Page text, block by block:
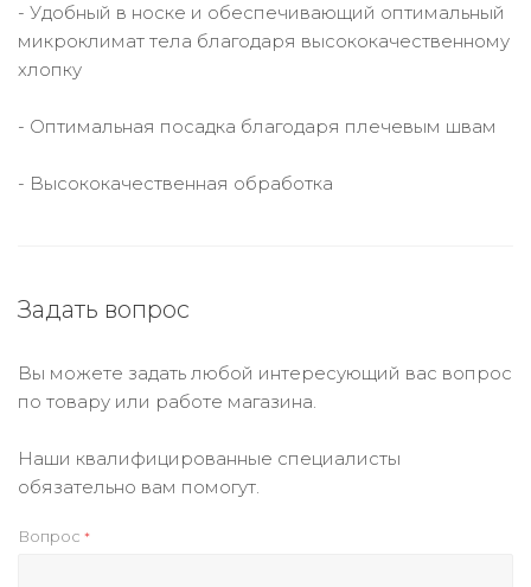
- Удобный в носке и обеспечивающий оптимальный
микроклимат тела благодаря высококачественному
хлопку
- Оптимальная посадка благодаря плечевым швам
- Высококачественная обработка
Задать вопрос
Вы можете задать любой интересующий вас вопрос
по товару или работе магазина.
Наши квалифицированные специалисты
обязательно вам помогут.
Вопрос *